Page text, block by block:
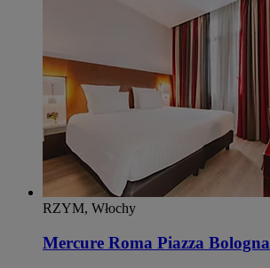
RZYM, Włochy
Mercure Roma Piazza Bologna